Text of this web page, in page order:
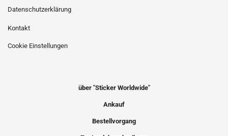
Datenschutzerklärung
Kontakt
Cookie Einstellungen
über "Sticker Worldwide"
Ankauf
Bestellvorgang